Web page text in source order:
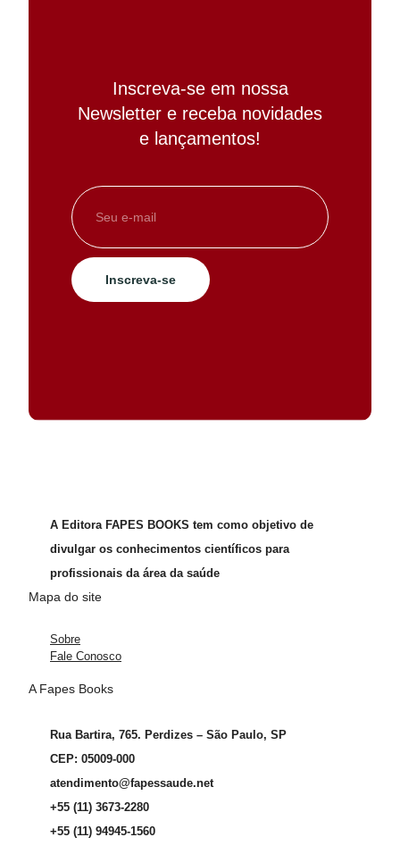
Inscreva-se em nossa
Newsletter e receba novidades
e lançamentos!
Inscreva-se
A Editora FAPES BOOKS tem como objetivo de
divulgar os conhecimentos científicos para
profissionais da área da saúde
Mapa do site
Sobre
Fale Conosco
A Fapes Books
Rua Bartira, 765. Perdizes – São Paulo, SP
CEP: 05009-000
atendimento@fapessaude.net
+55 (11) 3673-2280
+55 (11) 94945-1560